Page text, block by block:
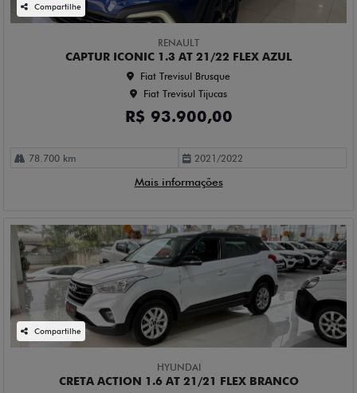
Compartilhe
RENAULT
CAPTUR ICONIC 1.3 AT 21/22 FLEX AZUL
Fiat Trevisul Brusque
Fiat Trevisul Tijucas
R$ 93.900,00
78.700 km 2021/2022
Mais informações
Compartilhe
HYUNDAI
CRETA ACTION 1.6 AT 21/21 FLEX BRANCO